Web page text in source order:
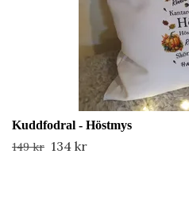
Kuddfodral - Höstmys
149 kr 134 kr